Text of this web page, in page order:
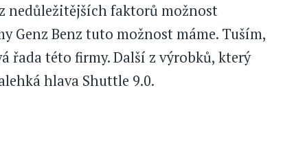
nedůležitějších faktorů možnost
Genz Benz tuto možnost máme. Tuším,
řada této firmy. Další z výrobků, který
hlava Shuttle 9.0.